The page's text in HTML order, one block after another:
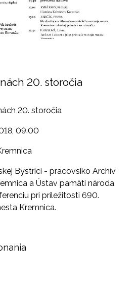
20. storočia
20. storočia
09.00
Bystrici - pracovsiko Archív
a Ústav pamäti národa
pri príležitosti 690.
Kremnica.